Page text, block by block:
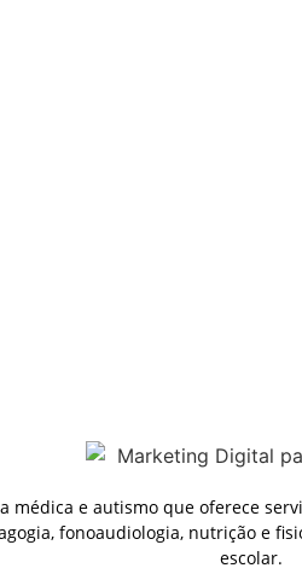
médica e autismo que oferece
fonoaudiologia, nutrição e
escolar.